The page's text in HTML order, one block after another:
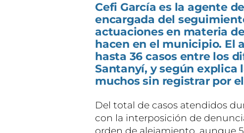
Cefi García es la agente
encargada del
actuaciones en materia
hacen en el municipio. El
hasta 36 casos entre los
Santanyí, y según explica
muchos sin registrar por
Del total de casos atendidos
con la interposición de